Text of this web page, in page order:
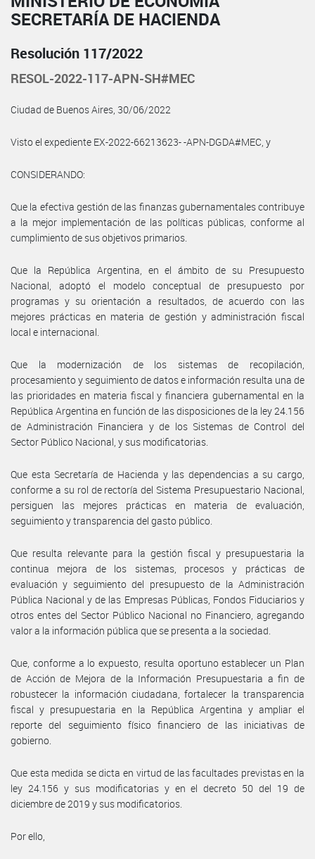
SECRETARÍA DE HACIENDA
Resolución 117/2022
RESOL-2022-117-APN-SH#MEC
Ciudad de Buenos Aires, 30/06/2022
Visto el expediente EX-2022-66213623- -APN-DGDA#MEC, y
CONSIDERANDO:
Que la efectiva gestión de las finanzas gubernamentales contribuye
a la mejor implementación de las políticas públicas, conforme al
cumplimiento de sus objetivos primarios.
Que la República Argentina, en el ámbito de su Presupuesto
Nacional, adoptó el modelo conceptual de presupuesto por
programas y su orientación a resultados, de acuerdo con las
mejores prácticas en materia de gestión y administración fiscal
local e internacional.
Que la modernización de los sistemas de recopilación,
procesamiento y seguimiento de datos e información resulta una de
las prioridades en materia fiscal y financiera gubernamental en la
República Argentina en función de las disposiciones de la ley 24.156
de Administración Financiera y de los Sistemas de Control del
Sector Público Nacional, y sus modificatorias.
Que esta Secretaría de Hacienda y las dependencias a su cargo,
conforme a su rol de rectoría del Sistema Presupuestario Nacional,
persiguen las mejores prácticas en materia de evaluación,
seguimiento y transparencia del gasto público.
Que resulta relevante para la gestión fiscal y presupuestaria la
continua mejora de los sistemas, procesos y prácticas de
evaluación y seguimiento del presupuesto de la Administración
Pública Nacional y de las Empresas Públicas, Fondos Fiduciarios y
otros entes del Sector Público Nacional no Financiero, agregando
valor a la información pública que se presenta a la sociedad.
Que, conforme a lo expuesto, resulta oportuno establecer un Plan
de Acción de Mejora de la Información Presupuestaria a fin de
robustecer la información ciudadana, fortalecer la transparencia
fiscal y presupuestaria en la República Argentina y ampliar el
reporte del seguimiento físico financiero de las iniciativas de
gobierno.
Que esta medida se dicta en virtud de las facultades previstas en la
ley 24.156 y sus modificatorias y en el decreto 50 del 19 de
diciembre de 2019 y sus modificatorios.
Por ello,